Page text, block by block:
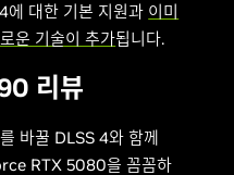
대한 기본 지원과 이미
운 기술이 추가됩니다.
리뷰
바꿀 DLSS 4와 함께
RTX 5080을 꼼꼼하